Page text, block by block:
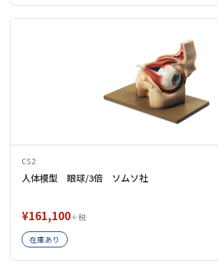
CS2
人体模型 眼球/3倍 ソムソ社
¥161,100＋税
在庫あり